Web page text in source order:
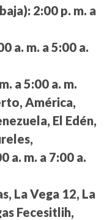
2:00 p. m. a
a. m. a 5:00 a.
a 5:00 a. m.
América,
El Edén,
a. m. a 7:00 a.
La Vega 12, La
Fecesitlih,